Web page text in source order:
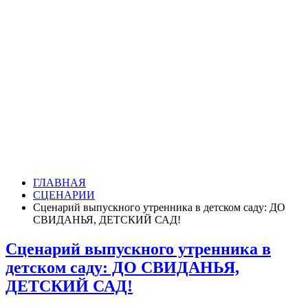
ГЛАВНАЯ
СЦЕНАРИИ
Сценарий выпускного утренника в детском саду: ДО
СВИДАНЬЯ, ДЕТСКИЙ САД!
Сценарий выпускного утренника в
детском саду: ДО СВИДАНЬЯ,
ДЕТСКИЙ САД!